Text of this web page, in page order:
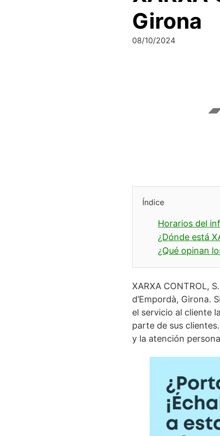
Girona
08/10/2024
Índice
Horarios del
¿Dónde está
¿Qué opinan
XARXA CONTROL,
d’Empordà, Girona.
el servicio al cliente
parte de sus
y la atención